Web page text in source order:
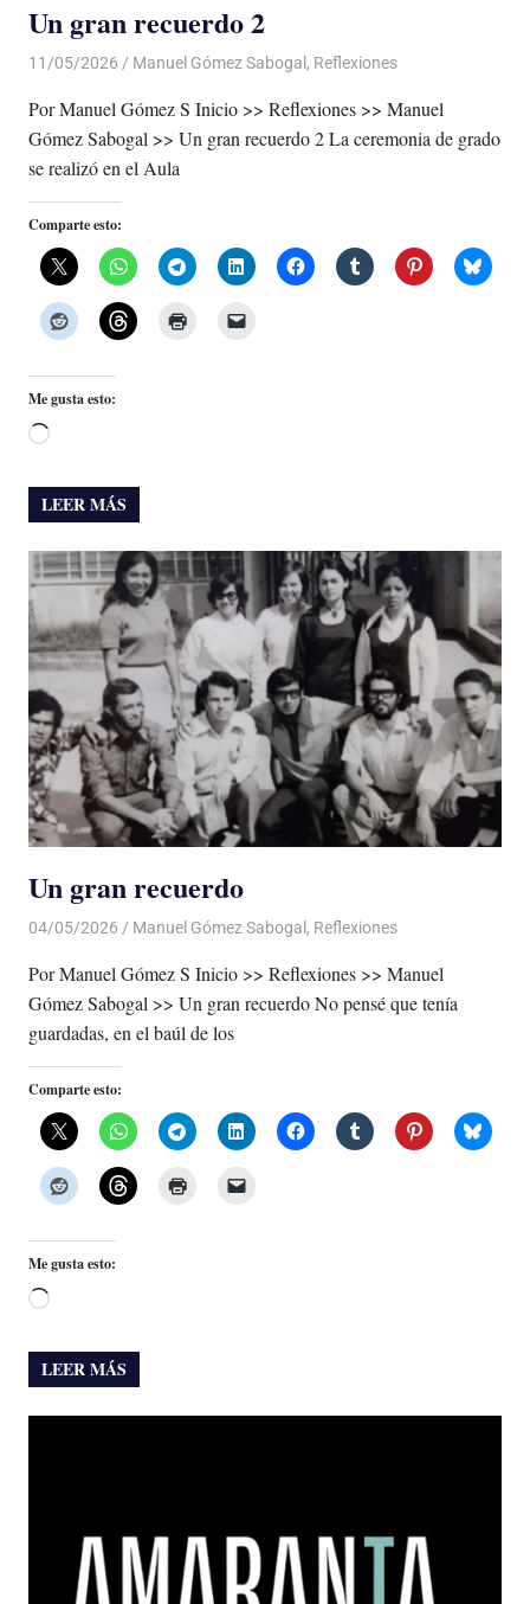
Un gran recuerdo 2
11/05/2026 De todo un Poco
Manuel Gómez Sabogal , Reflexiones
Por Manuel Gómez S Inicio >> Reflexiones >> Manuel
Gómez Sabogal >> Un gran recuerdo 2 La ceremonia de grado
se realizó en el Aula
Comparte esto:
Me gusta esto:
Cargando...
LEER MÁS
Un gran recuerdo
04/05/2026 De todo un Poco
Manuel Gómez Sabogal , Reflexiones
Por Manuel Gómez S Inicio >> Reflexiones >> Manuel
Gómez Sabogal >> Un gran recuerdo No pensé que tenía
guardadas, en el baúl de los
Comparte esto:
Me gusta esto:
Cargando...
LEER MÁS